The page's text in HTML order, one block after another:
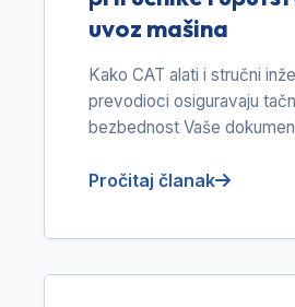
uvoz mašina
Kako CAT alati i stručni
prevodioci osiguravaju
bezbednost Vaše
Pročitaj članak